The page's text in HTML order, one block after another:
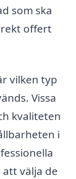
som ska
offert
vilken typ
Vissa
kvaliteten
i
välja de